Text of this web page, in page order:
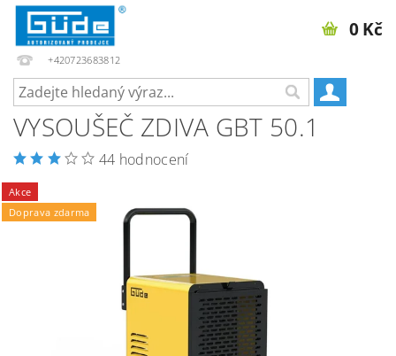
+420723683812
0 Kč
VYSOUŠEČ ZDIVA GBT 50.1
44 hodnocení
Akce
Doprava zdarma